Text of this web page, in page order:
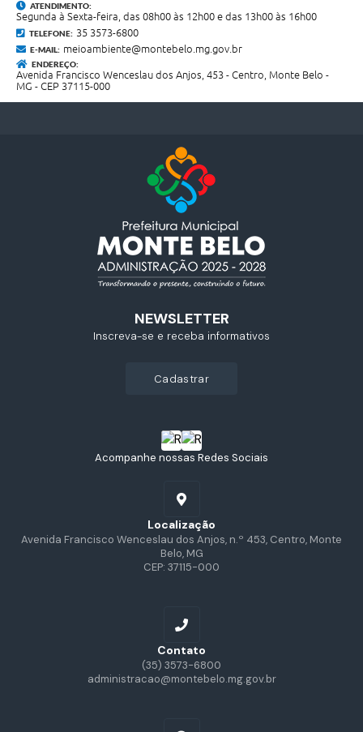
ATENDIMENTO:
Segunda à Sexta-feira, das 08h00 às 12h00 e das 13h00 às 16h00
TELEFONE: 35 3573-6800
E-MAIL: meioambiente@montebelo.mg.gov.br
ENDEREÇO:
Avenida Francisco Wenceslau dos Anjos, 453 - Centro, Monte Belo -
MG - CEP 37115-000
Acompanhe nossas Redes Sociais
Localização
Avenida Francisco Wenceslau dos Anjos, n.º 453, Centro, Monte
Belo, MG
CEP: 37115-000
Contato
(35) 3573-6800
administracao@montebelo.mg.gov.br
NEWSLETTER
Inscreva-se e receba informativos
cadastrar